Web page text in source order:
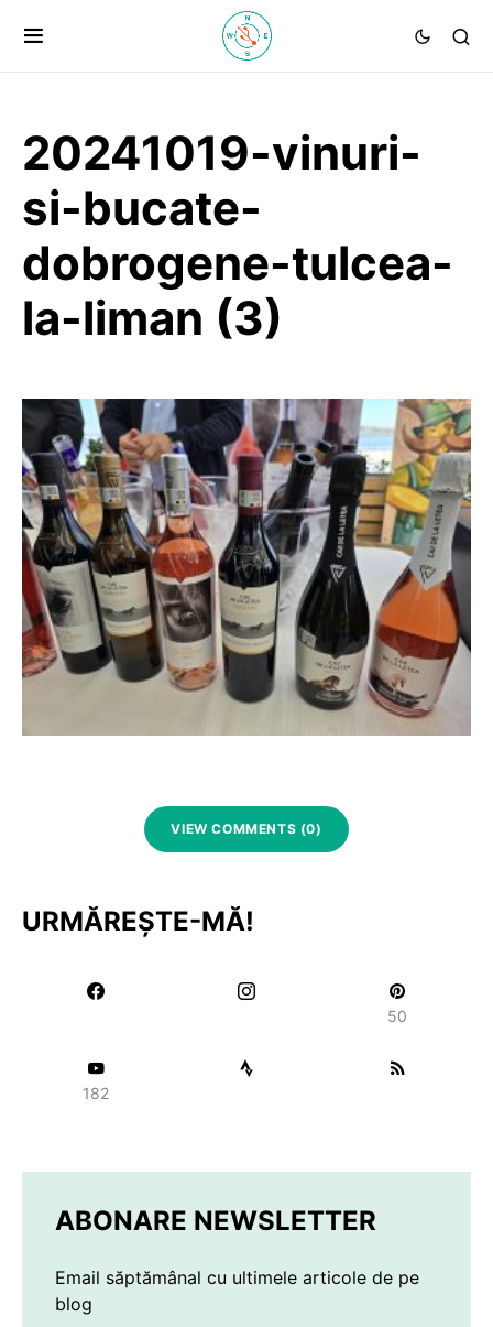
20241019-vinuri-
si-bucate-
dobrogene-tulcea-
la-liman (3)
VIEW COMMENTS (0)
URMĂREȘTE-MĂ!
50
182
ABONARE NEWSLETTER
Email săptămânal cu ultimele articole de pe
blog